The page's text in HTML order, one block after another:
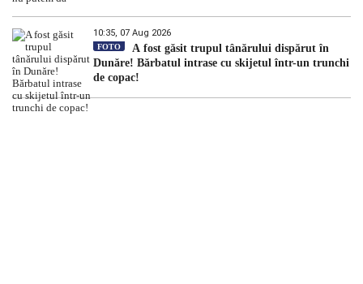
10:35, 07 Aug 2026
FOTO
A fost găsit trupul tânărului dispărut în
Dunăre! Bărbatul intrase cu skijetul într-un trunchi
de copac!